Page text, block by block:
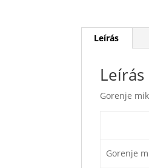
Leírás
Leírás
Gorenje
Gorenje